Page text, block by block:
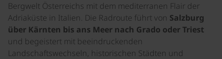
Bergwelt Österreichs mit dem mediterranen Flair der
Adriaküste in Italien. Die Radroute führt von Salzburg
über Kärnten bis ans Meer nach Grado oder Triest
und begeistert mit beeindruckenden
Landschaftswechseln, historischen Städten und